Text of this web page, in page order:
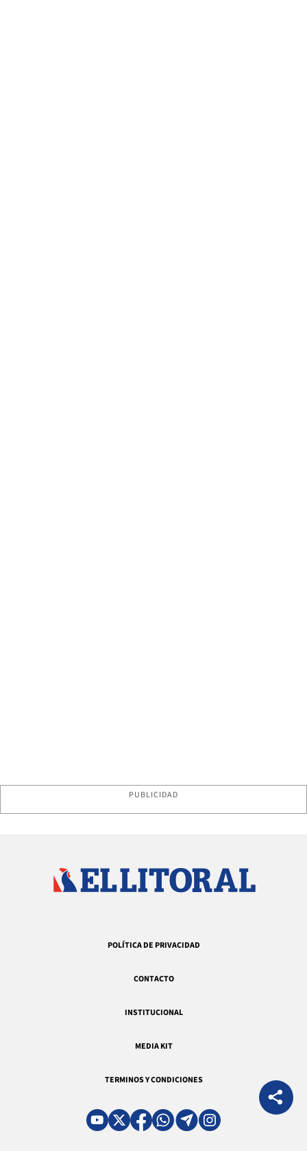
PUBLICIDAD
POLÍTICA DE PRIVACIDAD
CONTACTO
INSTITUCIONAL
MEDIA KIT
TERMINOS Y CONDICIONES